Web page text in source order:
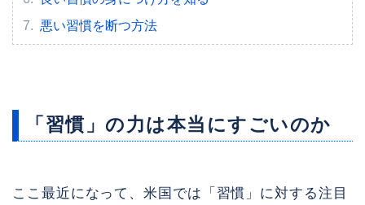
悪い習慣を断つ方法
「習慣」の力は本当にすごいのか
ここ最近になって、米国では「習慣」に対する注目